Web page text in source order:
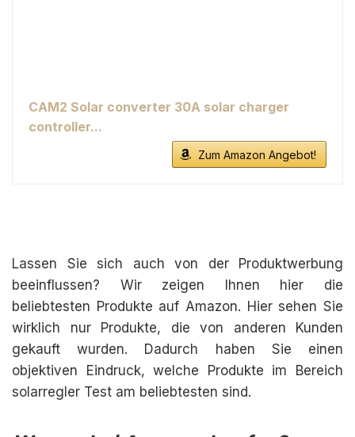
CAM2 Solar converter 30A solar charger
controller...
Zum Amazon Angebot!
Lassen Sie sich auch von der Produktwerbung
beeinflussen? Wir zeigen Ihnen hier die
beliebtesten Produkte auf Amazon. Hier sehen Sie
wirklich nur Produkte, die von anderen Kunden
gekauft wurden. Dadurch haben Sie einen
objektiven Eindruck, welche Produkte im Bereich
solarregler Test am beliebtesten sind.